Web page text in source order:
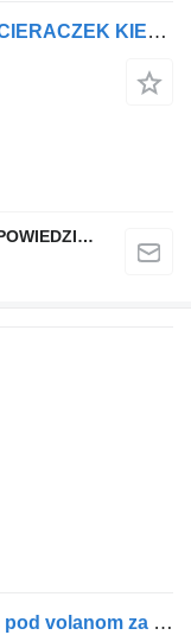
DAF PRZELACZNIK MANETKA WYCIERACZEK KIERUNKOWSKAZOW 1801933 prekidač pod volanom za DAF XF CF tegljača
QINDITO SPÓŁKA Z OGRANICZONĄ ODPOWIEDZIALNOŚCIĄ
DAF LF45 (01.01-) 1405324 prekidač pod volanom za DAF LF45, LF55, LF180, CF65, CF75, CF85 (2001-) tegljača